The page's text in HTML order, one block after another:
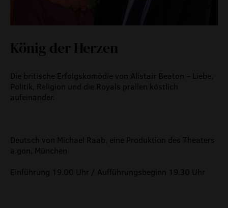
König der Herzen
Die britische Erfolgskomödie von Alistair Beaton – Liebe,
Politik, Religion und die Royals prallen köstlich
aufeinander.
Deutsch von Michael Raab, eine Produktion des Theaters
a.gon, München
Einführung 19.00 Uhr / Aufführungsbeginn 19.30 Uhr